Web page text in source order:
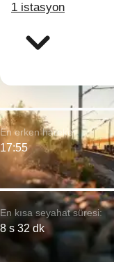
1 istasyon
En kısa seyahat süresi:
8 s 32 dk
En erken hareket:
17:55